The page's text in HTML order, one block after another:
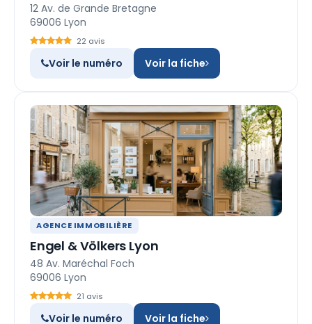
12 Av. de Grande Bretagne
69006 Lyon
22 avis
Voir le numéro Voir la fiche
AGENCE IMMOBILIÈRE
Engel & Völkers Lyon
48 Av. Maréchal Foch
69006 Lyon
21 avis
Voir le numéro Voir la fiche